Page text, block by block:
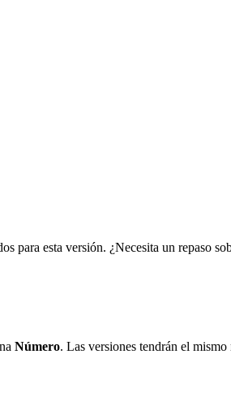
para esta versión. ¿Necesita un repaso
Número. Las versiones tendrán el